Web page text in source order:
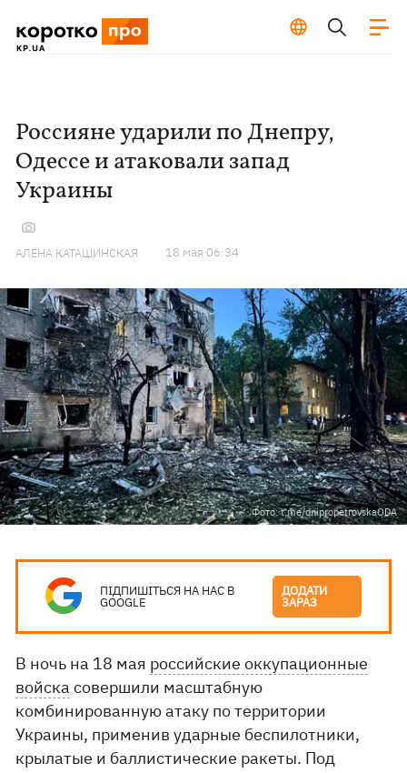
Россияне ударили по Днепру,
Одессе и атаковали запад
Украины
АЛЕНА КАТАШИНСКАЯ 18 мая 06:34
Фото: t.me/dnipropetrovskaODA
ПІДПИШІТЬСЯ НА НАС В
GOOGLE
ДОДАТИ
ЗАРАЗ
В ночь на 18 мая российские оккупационные
войска совершили масштабную
комбинированную атаку по территории
Украины, применив ударные беспилотники,
крылатые и баллистические ракеты. Под